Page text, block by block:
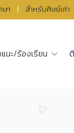
ษา | สำหรับศิษย์เก่า
แนะ/ร้องเรียน